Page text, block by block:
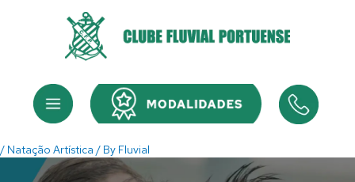
Menu Menu
/ Natação Artística / By Fluvial